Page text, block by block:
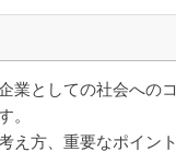
業としての社会へのコ
。
え方、重要なポイント